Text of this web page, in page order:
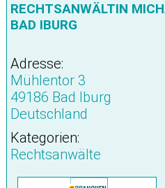
RECHTSANWÄLTIN
BAD IBURG
Adresse:
Mühlentor 3
49186 Bad Iburg
Deutschland
Kategorien:
Rechtsanwälte